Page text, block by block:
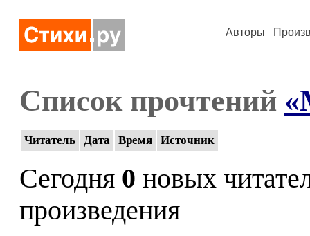
Авторы
Список прочтений
Читатель Дата Время Источник
Сегодня 0 новых
произведения